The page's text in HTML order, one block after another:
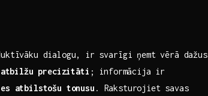
dialogu, ⁤ir svarīgi ņemt vērā dažus
precizitāti ; informācija ⁢ir
atbilstošu tonusu . Raksturojiet savas